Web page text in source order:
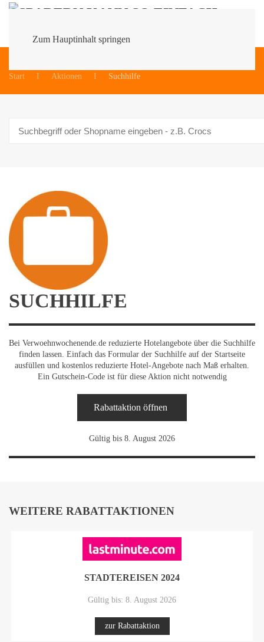
Zum Hauptinhalt springen
Start
Aktionen Suchhilfe
SUCHHILFE
Bei Verwoehnwochenende.de reduzierte Hotelangebote über die Suchhilfe
finden lassen. Einfach das Formular der Suchhilfe auf der Startseite
ausfüllen und kostenlos reduzierte Hotel-Angebote nach Maß erhalten.
Ein Gutschein-Code ist für diese Aktion nicht notwendig
Rabattaktion öffnen
Gültig bis 8. August 2026
WEITERE RABATTAKTIONEN
STADTEREISEN 2024
Gültig bis: 8. August 2026
zur Rabattaktion